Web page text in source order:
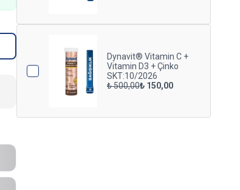
Dynavit® Vitamin C +
Vitamin D3 + Çinko
SKT:10/2026
₺ 500,00₺ 150,00